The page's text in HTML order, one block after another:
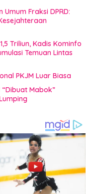
Fraksi DPRD:
Triliun, Kadis Kominfo
Temuan Lintas
PKJM Luar Biasa
Mabok”